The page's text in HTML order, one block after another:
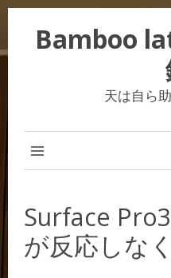
Bamboo
天は自ら
Surface
が反応しな